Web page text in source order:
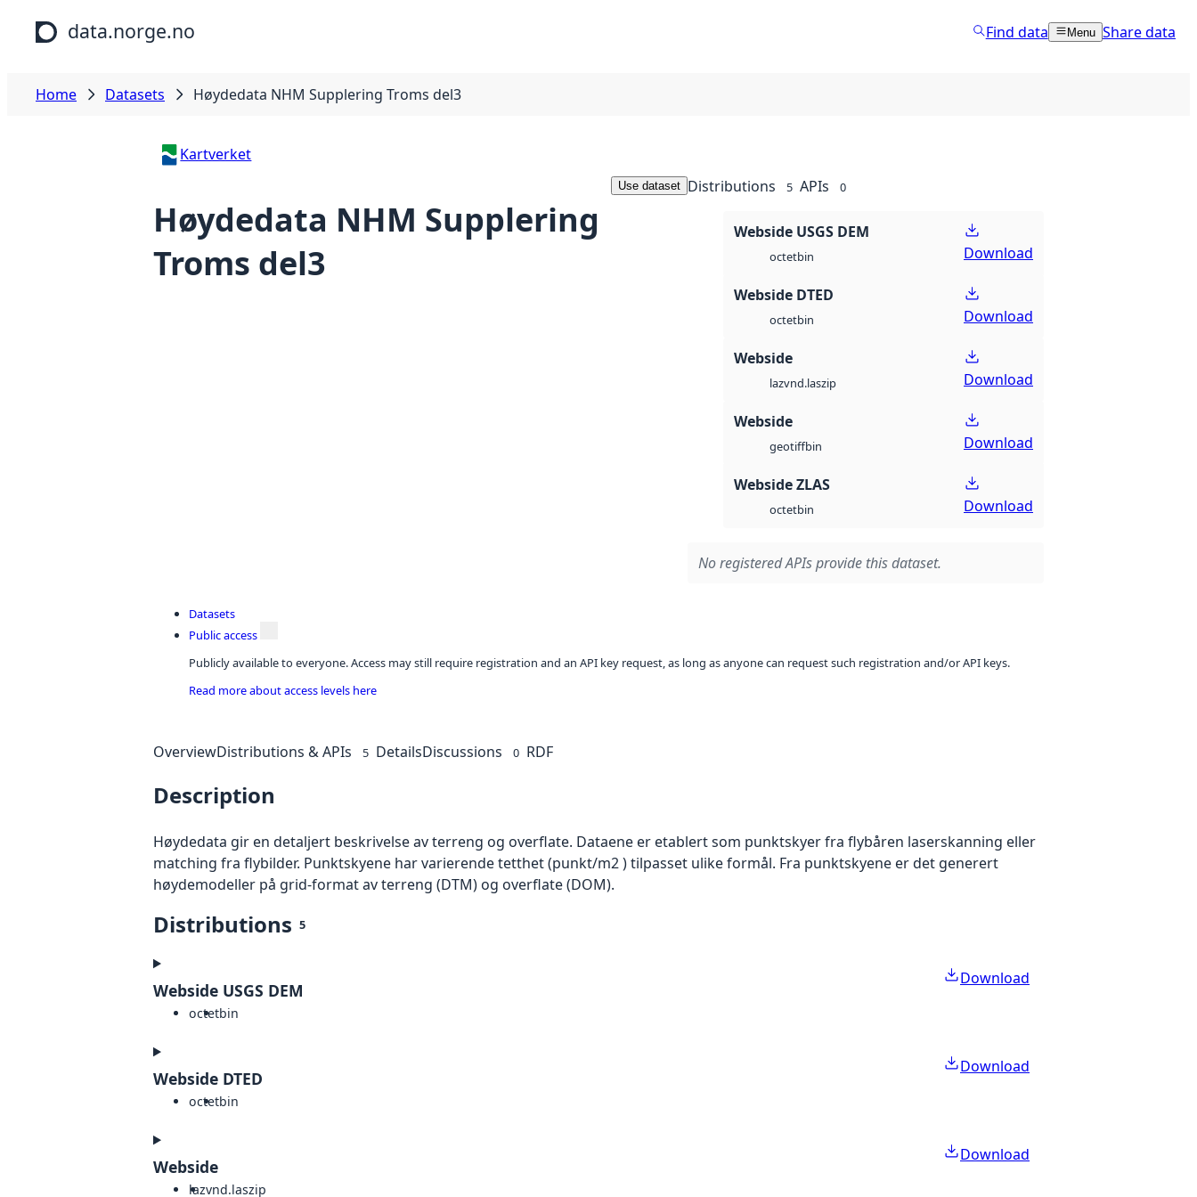
Skip to main content
data.norge.no Find data Menu Share data
Home Datasets Høydedata NHM Supplering Troms del3
Kartverket
Høydedata NHM Supplering
Troms del3
Use dataset Distributions 5 APIs 0
Webside USGS DEM
octetbin Download
Webside DTED
octetbin Download
Webside
lazvnd.laszip Download
Webside
geotiffbin Download
Webside ZLAS
octetbin Download
No registered APIs provide this dataset.
Datasets
Public access
Publicly available to everyone. Access may still require registration and an API key request, as long as anyone can request such registration and/or API keys.
Read more about access levels here
OverviewDistributions & APIs 5 DetailsDiscussions 0 RDF
Description
Høydedata gir en detaljert beskrivelse av terreng og overflate. Dataene er etablert som punktskyer fra flybåren laserskanning eller
matching fra flybilder. Punktskyene har varierende tetthet (punkt/m2 ) tilpasset ulike formål. Fra punktskyene er det generert
høydemodeller på grid-format av terreng (DTM) og overflate (DOM).
Distributions 5
Webside USGS DEM
octetbin
Download
Webside DTED
octetbin
Download
Webside
lazvnd.laszip
Download